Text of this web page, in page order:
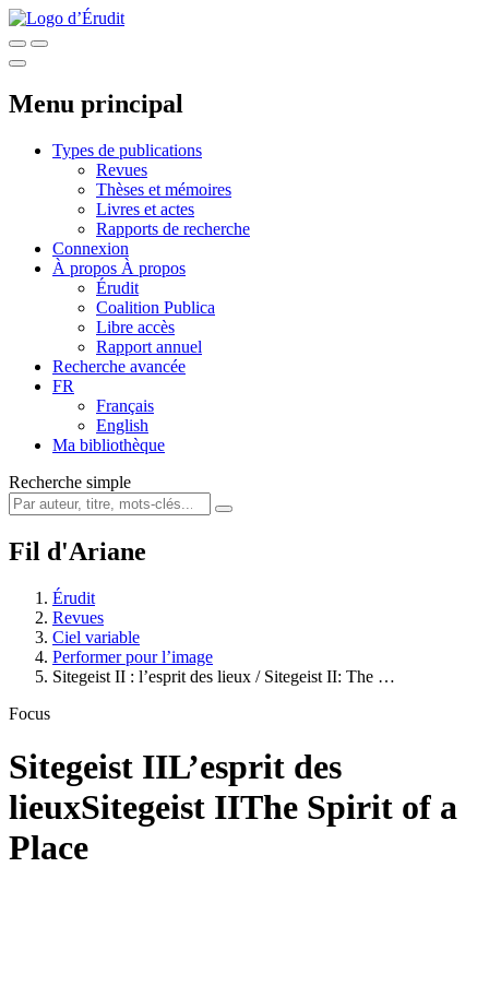
Menu principal
Types de publications
Revues
Thèses et mémoires
Livres et actes
Rapports de recherche
Connexion
À propos À propos
Érudit
Coalition Publica
Libre accès
Rapport annuel
Recherche avancée
FR
Français
English
Ma bibliothèque
Recherche simple
Fil d'Ariane
Érudit
Revues
Ciel variable
Performer pour l’image
Sitegeist II : l’esprit des lieux / Sitegeist II: The …
Focus
Sitegeist IIL’esprit des
lieuxSitegeist IIThe Spirit of a
Place